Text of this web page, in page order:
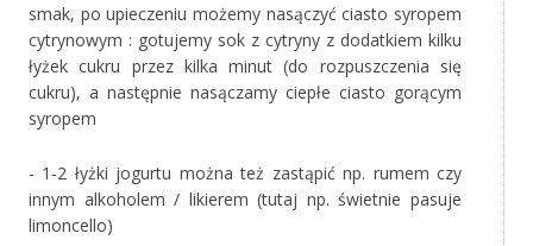
smak, po upieczeniu możemy nasączyć ciasto syropem
cytrynowym : gotujemy sok z cytryny z dodatkiem kilku
łyżek cukru przez kilka minut (do rozpuszczenia się
cukru), a następnie nasączamy ciepłe ciasto gorącym
syropem
- 1-2 łyżki jogurtu można też zastąpić np. rumem czy
innym alkoholem / likierem (tutaj np. świetnie pasuje
limoncello)